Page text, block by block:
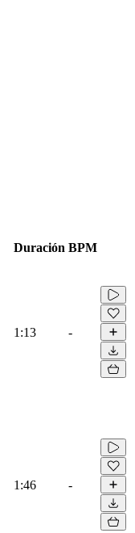
Duración BPM
1:13 -
1:46 -